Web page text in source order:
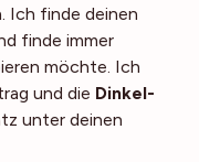
Ich finde deinen
finde immer
möchte. Ich
und die Dinkel-
unter deinen